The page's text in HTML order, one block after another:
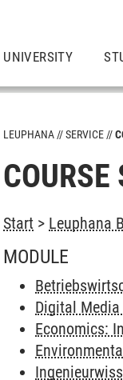
UNIVERSITY
LEUPHANA SERVICE
COURSE
Start > Leuphana
MODULE
Digital
Economics: